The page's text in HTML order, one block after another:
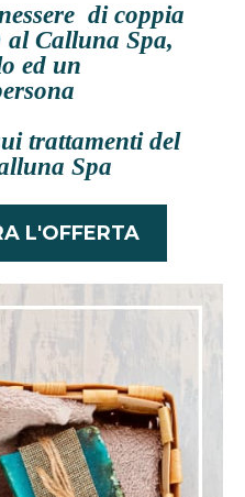
di coppia
al Calluna Spa,
ed un
trattamenti del
Spa
L'OFFERTA